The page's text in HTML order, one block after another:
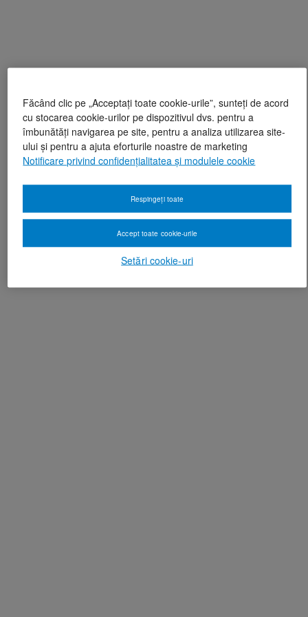
Făcând clic pe „Acceptați toate cookie-urile”, sunteți de acord
cu stocarea cookie-urilor pe dispozitivul dvs. pentru a
îmbunătăți navigarea pe site, pentru a analiza utilizarea site-
ului și pentru a ajuta eforturile noastre de marketing
Notificare privind confidențialitatea și modulele cookie
Setări cookie-uri
Respingeți toate
Accept toate cookie-urile